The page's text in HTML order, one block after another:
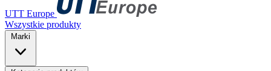
UTT Europe
Wszystkie produkty
Marki